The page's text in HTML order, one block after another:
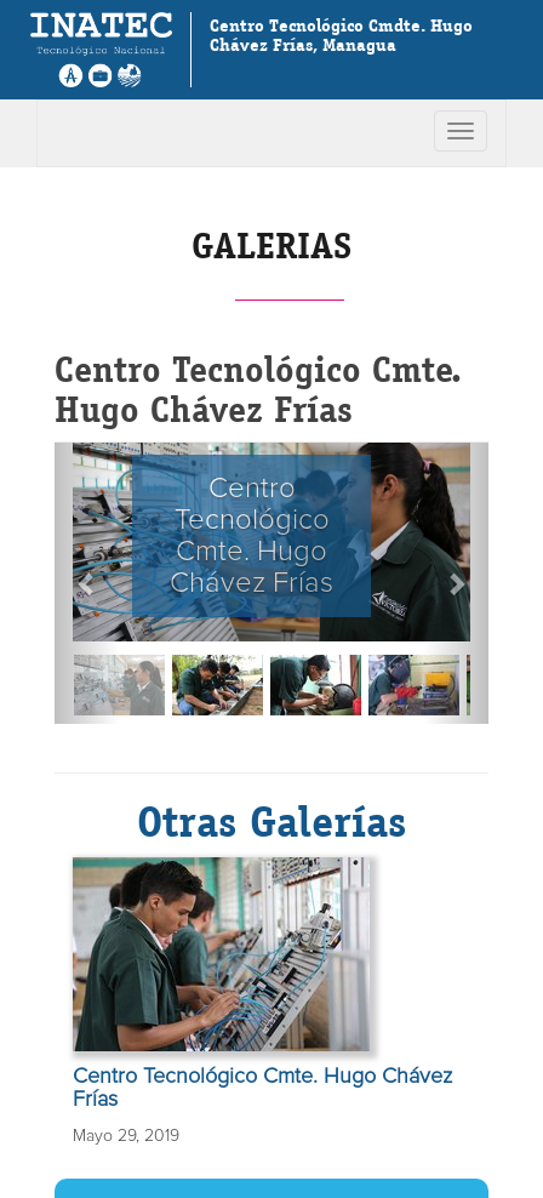
Centro Tecnológico Cmdte. Hugo
Chávez Frías, Managua
Toggle
GALERIAS
Centro Tecnológico Cmte.
Hugo Chávez Frías
Centro
Tecnológico
Cmte. Hugo
Chávez Frías
Otras Galerías
Centro Tecnológico Cmte. Hugo Chávez
Frías
Mayo 29, 2019